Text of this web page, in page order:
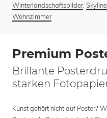
Winterlandschaftsbilder,
Wohnzimmer
Premium
Brillante
starken
Kunst gehört nicht auf Poster?